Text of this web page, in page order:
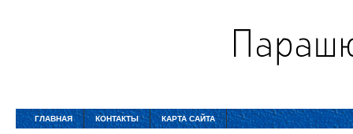
ГЛАВНАЯ КОНТАКТЫ КАРТА САЙТА